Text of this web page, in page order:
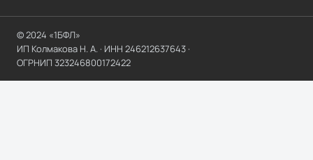
© 2024 «1БФЛ»
ИП Колмакова Н. А. · ИНН 246212637643 ·
ОГРНИП 323246800172422